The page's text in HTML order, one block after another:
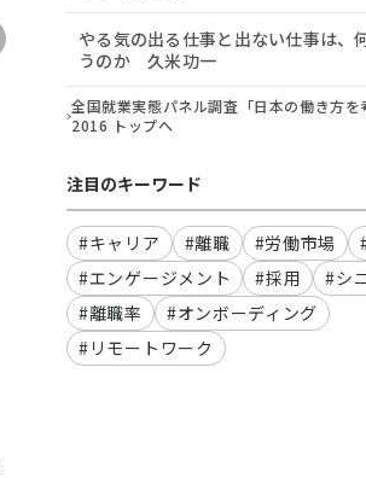
やる気の出る仕事と出ない仕事は、
うのか 久米功一
全国就業実態パネル調査「日本の働き方を
2016 トップへ
注目のキーワード
#キャリア #離職 #労働市場
#エンゲージメント
#採用
#シ
#離職率
#オンボーディング
#リモートワーク